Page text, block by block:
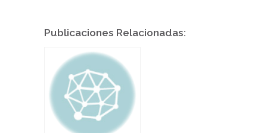
Publicaciones Relacionadas: